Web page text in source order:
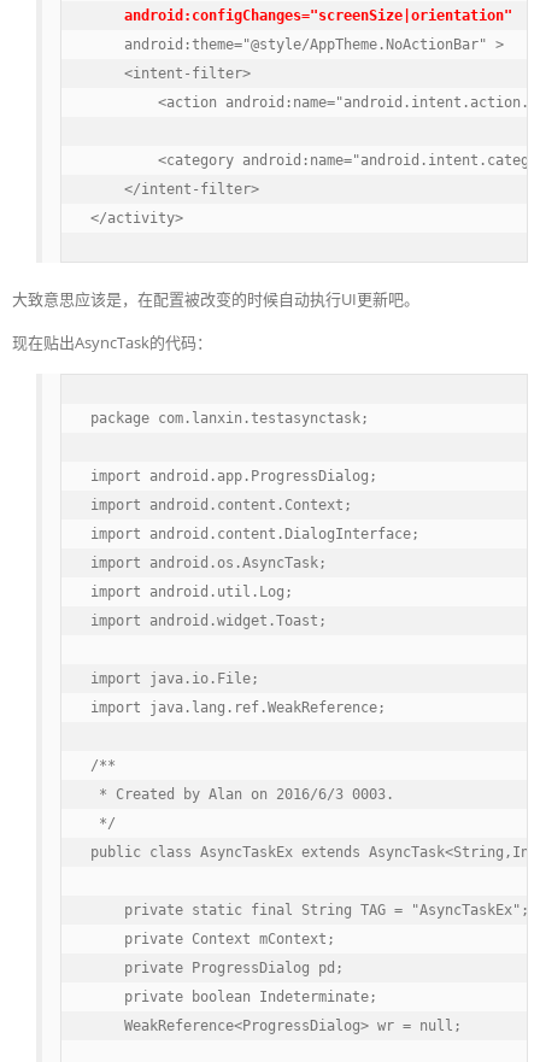
android:configChanges="screenSize|orientation"
    android:theme="@style/AppTheme.NoActionBar" >
    <intent-filter>
<action
<category
    </intent-filter>
</activity>
大致意思应该是，在配置被改变的时候自动执行UI更新吧。
现在贴出AsyncTask的代码：
package com.lanxin.testasynctask;
import android.app.ProgressDialog;
import android.content.Context;
import android.content.DialogInterface;
import android.os.AsyncTask;
import android.util.Log;
import android.widget.Toast;
import java.io.File;
import java.lang.ref.WeakReference;
/**
* Created by Alan on 2016/6/3 0003.
*/
public class AsyncTaskEx extends
    private static final String TAG = "AsyncTaskEx";
    private Context mContext;
    private ProgressDialog pd;
    private boolean Indeterminate;
    WeakReference<ProgressDialog> wr = null;